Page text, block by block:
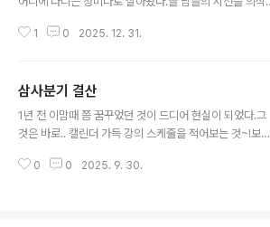
이터 모델링 강의 (6월~7월)- YouTube 영상 3개 업로
는회사의 네임 밸류를 좇았던 것도 같다. 그런 의미에서 올
한 한 해였다. 나이를 먹어서 좋은 점은느긋함과 여유가 생
겼다는 것이다.이제 더이상 불안하거나 초조하지 않다. 다
행히 그동안 열심히 파이프라인을 만들어 둔 덕분에딱히
또한 많이 들어와진심 복 받은 2025년이었다고 생각된다.
1 0 2025. 12. 31.
삼사분기 결산
1년 전 이맘때 쯤 꿈꾸었던 것이 드디어 현실이 되었다.그
것은 바로.. 캘린더 가득 강의 스케줄을 적어보는 것~!보통
연속 강의를 나가게 되어정말 이런 날도 오는구나.. 기분이
0 0 2025. 9. 30.